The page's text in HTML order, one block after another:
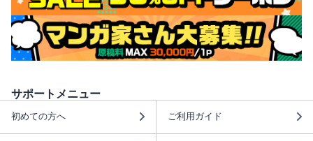
サポートメニュー
初めての方へ ご利用ガイド